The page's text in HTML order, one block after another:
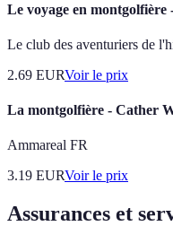
Le voyage en
Le club des aventuriers de
2.69 EURVoir le prix
La montgolfière - Cather
Ammareal FR
3.19 EURVoir le prix
Assurances et